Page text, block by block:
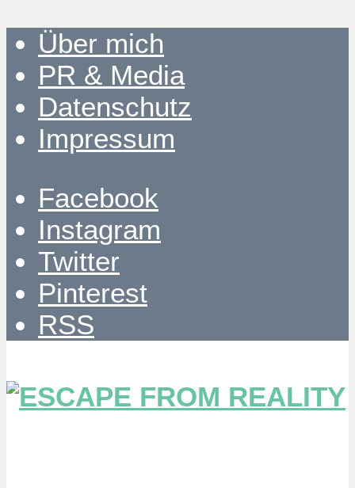
Über mich
PR & Media
Datenschutz
Impressum
Facebook
Instagram
Twitter
Pinterest
RSS